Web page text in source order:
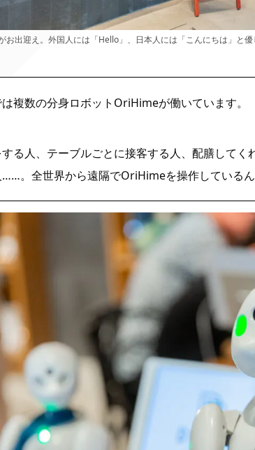
お出迎え。外国人には「Hello」、日本人には「こんにちは」と優
複数の分身ロボットOriHimeが働いています。
る人、テーブルごとに接客する人、配膳してく
。全世界から遠隔でOriHimeを操作しているん